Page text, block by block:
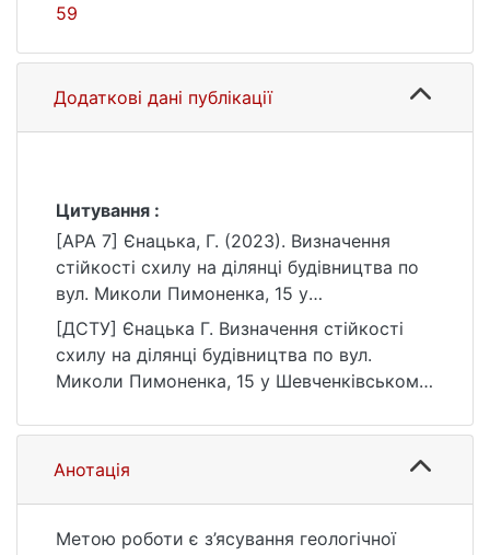
59
Додаткові дані публікації
Цитування :
[APA 7] Єнацька, Г. (2023). Визначення
стійкості схилу на ділянці будівництва по
вул. Миколи Пимоненка, 15 у
Шевченківському районі м. Києва
[Бакалаврська робота, Київський
національний університет імені Тараса
https://ir.library.knu.ua/handle/123456789/52
[ДСТУ] Єнацька Г. Визначення стійкості
схилу на ділянці будівництва по вул.
Миколи Пимоненка, 15 у Шевченківському
бакалавра : 10 Природничі науки / наук.
кер. Д. Ф. Чомко. Київ, 2023. 39 с. URL:
https://ir.library.knu.ua/handle/123456789/52
Анотація
Метою роботи є з’ясування геологічної